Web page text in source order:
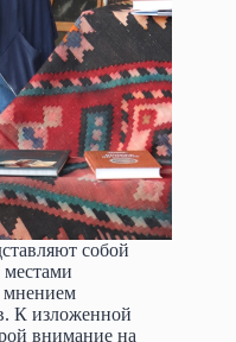
собой​
местами
мнением
К изложенной
внимание на